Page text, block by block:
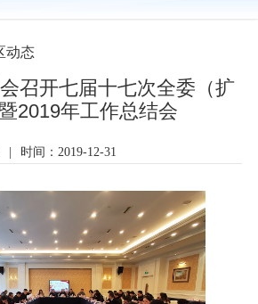
动态
召开七届十七次全委（扩
2019年工作总结会
时间：2019-12-31